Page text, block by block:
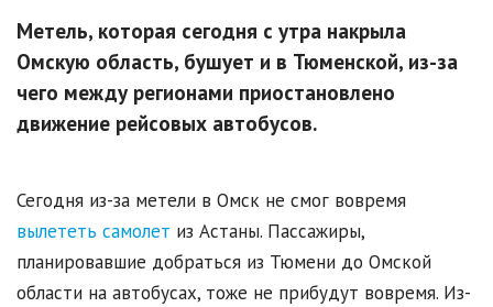
Метель, которая сегодня с утра накрыла
Омскую область, бушует и в Тюменской, из-за
чего между регионами приостановлено
движение рейсовых автобусов.
Сегодня из-за метели в Омск не смог вовремя
вылететь самолет из Астаны. Пассажиры,
планировавшие добраться из Тюмени до Омской
области на автобусах, тоже не прибудут вовремя. Из-